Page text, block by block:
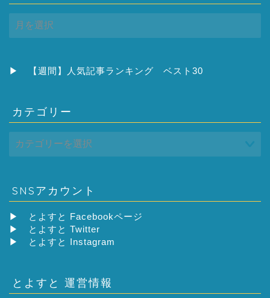
ー
ブ
▶ 【週間】人気記事ランキング ベスト30
カテゴリー
SNSアカウント
▶
とよすと Facebookページ
▶
とよすと Twitter
▶
とよすと Instagram
とよすと 運営情報